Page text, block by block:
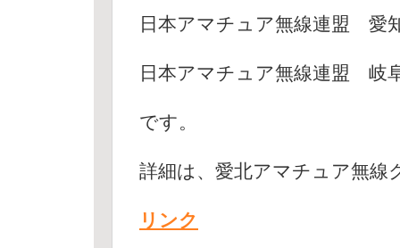
日本アマチュア無線連盟
日本アマチュア無線連盟
です。
詳細は、愛北アマチュア無
リンク